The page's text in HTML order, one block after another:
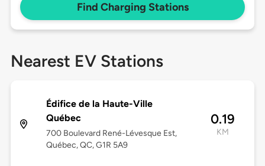
Find Charging Stations
Nearest EV Stations
Édifice de la Haute-Ville
Québec
700 Boulevard René-Lévesque Est,
Québec, QC, G1R 5A9
0.19
KM